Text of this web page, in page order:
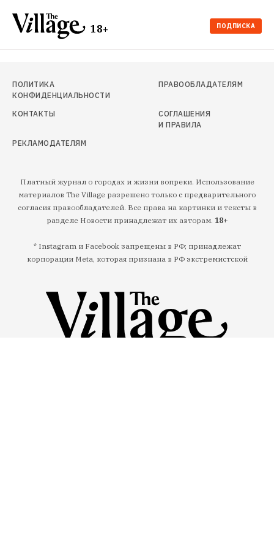
18+ ПОДПИСКА
ПОЛИТИКА
КОНФИДЕНЦИАЛЬНОСТИ
ПРАВООБЛАДАТЕЛЯМ
КОНТАКТЫ
СОГЛАШЕНИЯ
И ПРАВИЛА
РЕКЛАМОДАТЕЛЯМ
Платный журнал о городах и жизни вопреки. Использование
материалов The Village разрешено только с предварительного
согласия правообладателей. Все права на картинки и тексты в
разделе Новости принадлежат их авторам. 18+
* Instagram и Facebook запрещены в РФ; принадлежат
корпорации Meta, которая признана в РФ экстремистской